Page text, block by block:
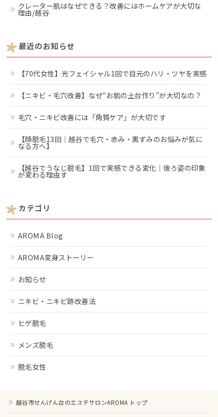
クレーター肌はなぜできる？改善にはホームケアが大切な
理由/越谷
最近のお知らせ
【70代女性】光フェイシャル1回で目元のハリ・ツヤを実感
【ニキビ・毛穴改善】なぜ“お肌の土台作り”が大切なの？
毛穴・ニキビ改善には「角質ケア」が大切です
【顔脱毛13回｜越谷で毛穴・赤み・黒ずみのお悩みが気に
なる方へ】
【越谷でうなじ脱毛】1回で実感できる変化｜後ろ姿の印象
が変わる理由す
カテゴリ
AROMA Blog
AROMA変身ストーリー
お知らせ
ニキビ・ニキビ跡改善法
ヒゲ脱毛
メンズ脱毛
脱毛女性
越谷市せんげん台のエステサロンAROMA トップ